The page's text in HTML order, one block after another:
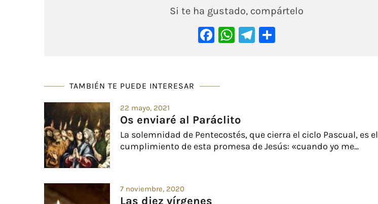
Si te ha gustado, compártelo
Facebook
WhatsApp
Telegram
TAMBIÉN TE PUEDE INTERESAR
22 mayo, 2021
Os enviaré al Paráclito
La solemnidad de Pentecostés, que cierra el ciclo Pascual, es el
cumplimiento de esta promesa de Jesús: «cuando yo me...
7 noviembre, 2020
Las diez vírgenes